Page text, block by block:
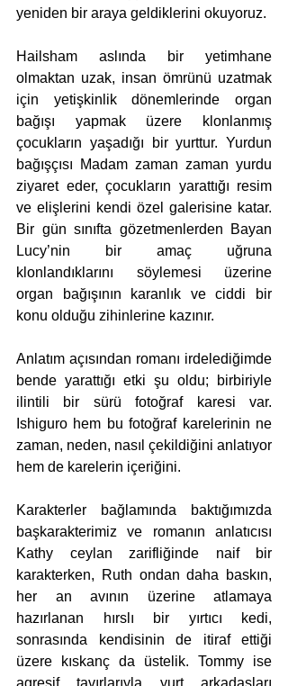
yeniden bir araya geldiklerini okuyoruz.
Hailsham aslında bir yetimhane
olmaktan uzak, insan ömrünü uzatmak
için yetişkinlik dönemlerinde organ
bağışı yapmak üzere klonlanmış
çocukların yaşadığı bir yurttur. Yurdun
bağışçısı Madam zaman zaman yurdu
ziyaret eder, çocukların yarattığı resim
ve elişlerini kendi özel galerisine katar.
Bir gün sınıfta gözetmenlerden Bayan
Lucy’nin bir amaç uğruna
klonlandıklarını söylemesi üzerine
organ bağışının karanlık ve ciddi bir
konu olduğu zihinlerine kazınır.
Anlatım açısından romanı irdelediğimde
bende yarattığı etki şu oldu; birbiriyle
ilintili bir sürü fotoğraf karesi var.
Ishiguro hem bu fotoğraf karelerinin ne
zaman, neden, nasıl çekildiğini anlatıyor
hem de karelerin içeriğini.
Karakterler bağlamında baktığımızda
başkarakterimiz ve romanın anlatıcısı
Kathy ceylan zarifliğinde naif bir
karakterken, Ruth ondan daha baskın,
her an avının üzerine atlamaya
hazırlanan hırslı bir yırtıcı kedi,
sonrasında kendisinin de itiraf ettiği
üzere kıskanç da üstelik. Tommy ise
agresif tavırlarıyla yurt arkadaşları